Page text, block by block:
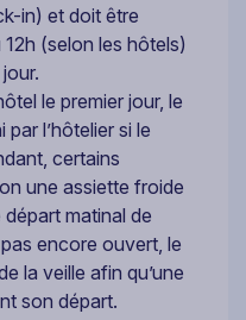
in) et doit être
(selon les hôtels)
le premier jour, le
l’hôtelier si le
certains
une assiette froide
matinal de
pas encore ouvert, le
la veille afin qu’une
son départ.